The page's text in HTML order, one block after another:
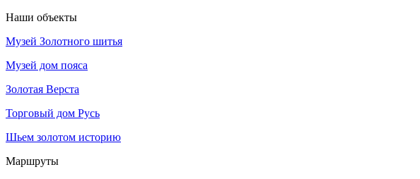
Наши объекты
Музей Золотного шитья
Музей дом пояса
Золотая Верста
Торговый дом Русь
Шьем золотом историю
Маршруты